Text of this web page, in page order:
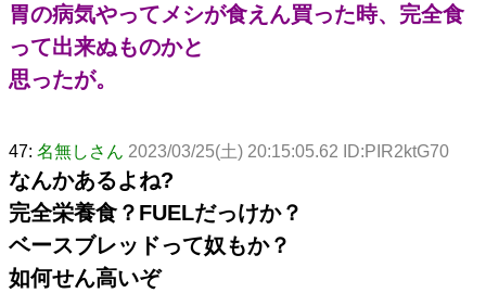
胃の病気やってメシが食えん買った時、完全食
って出来ぬものかと
思ったが。
47: 名無しさん 2023/03/25(土) 20:15:05.62 ID:PIR2ktG70
なんかあるよね?
完全栄養食？FUELだっけか？
ベースブレッドって奴もか？
如何せん高いぞ